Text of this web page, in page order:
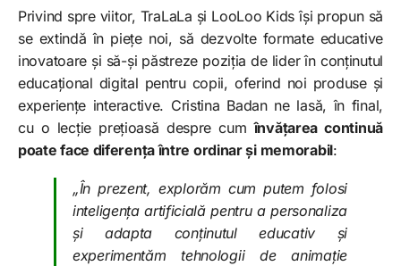
Privind spre viitor, TraLaLa și LooLoo Kids își propun să
se extindă în piețe noi, să dezvolte formate educative
inovatoare și să-și păstreze poziția de lider în conținutul
educațional digital pentru copii, oferind noi produse și
experiențe interactive. Cristina Badan ne lasă, în final,
cu o lecție prețioasă despre cumînvățarea continuă
poate face diferența între ordinar și memorabil:
„În prezent, explorăm cum putem folosi
inteligența artificială pentru a personaliza
și adapta conținutul educativ și
experimentăm tehnologii de animație